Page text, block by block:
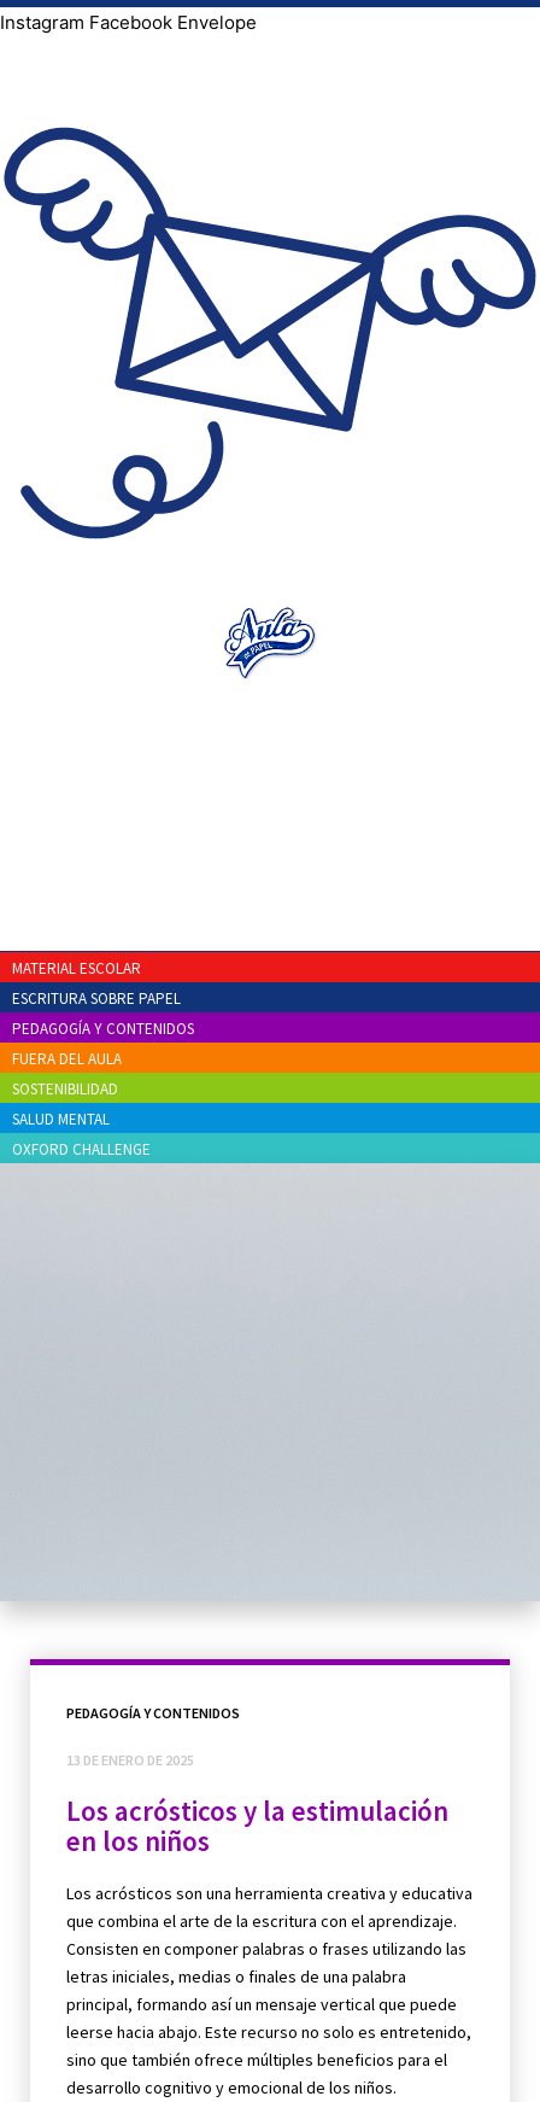
Instagram Facebook Envelope
MATERIAL ESCOLAR
ESCRITURA SOBRE PAPEL
PEDAGOGÍA Y CONTENIDOS
FUERA DEL AULA
SOSTENIBILIDAD
SALUD MENTAL
OXFORD CHALLENGE
PEDAGOGÍA Y CONTENIDOS
13 DE ENERO DE 2025
Los acrósticos y la estimulación
en los niños
Los acrósticos son una herramienta creativa y educativa
que combina el arte de la escritura con el aprendizaje.
Consisten en componer palabras o frases utilizando las
letras iniciales, medias o finales de una palabra
principal, formando así un mensaje vertical que puede
leerse hacia abajo. Este recurso no solo es entretenido,
sino que también ofrece múltiples beneficios para el
desarrollo cognitivo y emocional de los niños.